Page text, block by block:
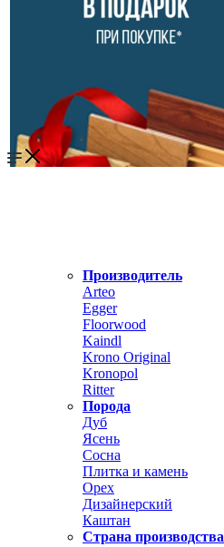
Производитель
Arteo
Egger
Floorwood
Kaindl
Krono Original
Kronopol
Ritter
Порода
Дуб
Ясень
Сосна
Плитка и камень
Орех
Дизайнерский
Каштан
Страна производства